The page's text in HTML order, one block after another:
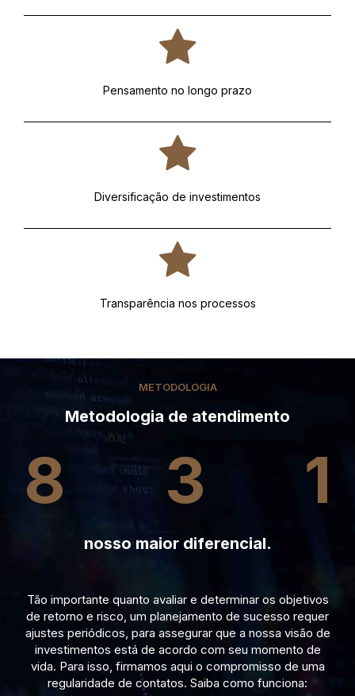
Pensamento no longo prazo
Diversificação de investimentos
Transparência nos processos
METODOLOGIA
Metodologia de atendimento
8 3 1
nosso maior diferencial.
Tão importante quanto avaliar e determinar os objetivos
de retorno e risco, um planejamento de sucesso requer
ajustes periódicos, para assegurar que a nossa visão de
investimentos está de acordo com seu momento de
vida. Para isso, firmamos aqui o compromisso de uma
regularidade de contatos. Saiba como funciona: